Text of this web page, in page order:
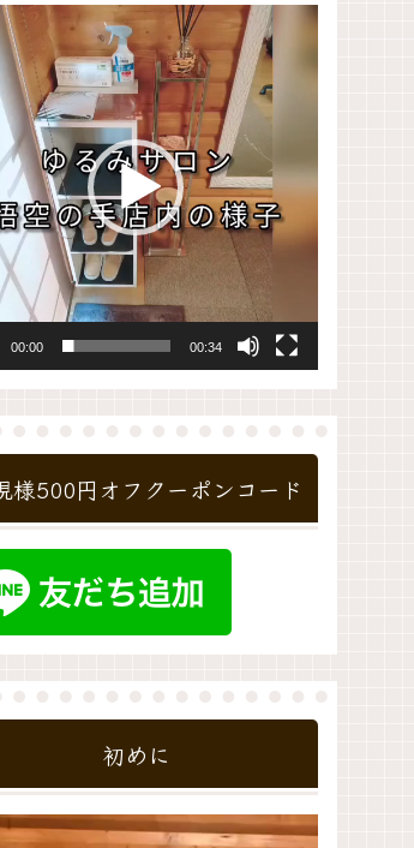
00:00 00:34
様500円オフクーポンコード
初めに